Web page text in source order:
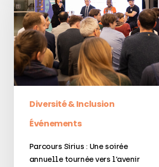
:
Une
soirée
annuelle
tournée
vers
l’avenir
Diversité & Inclusion
Événements
Parcours Sirius : Une soirée
annuelle tournée vers l’avenir